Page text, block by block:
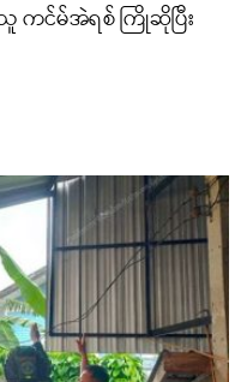
သူ ကင်မ်အဲရစ် ကြိုဆိုပြီး